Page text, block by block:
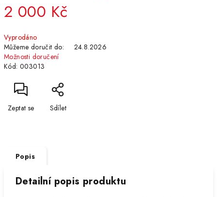
2 000 Kč
cena:
Vyprodáno
Můžeme doručit do:
24.8.2026
Možnosti doručení
Kód: 003013
Zeptat se Sdílet
Popis
Detailní popis produktu